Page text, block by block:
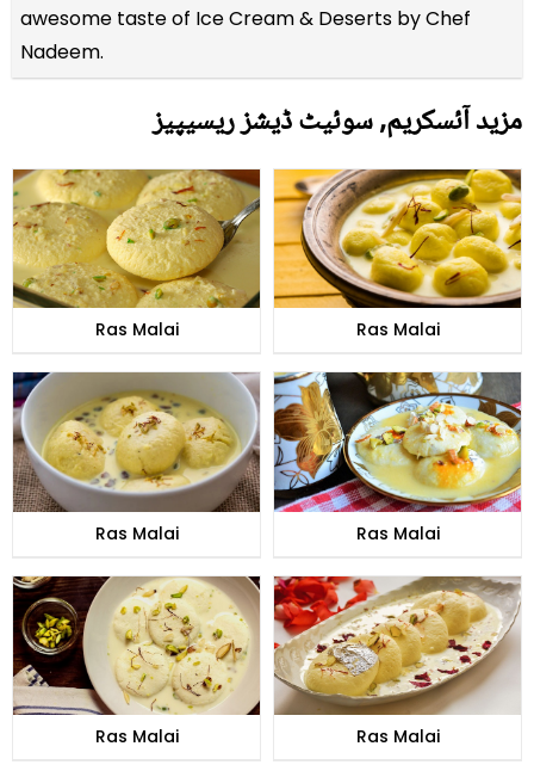
awesome taste of Ice Cream & Deserts by Chef
Nadeem.
مزید آئسکریم, سوئیٹ ڈیشز ریسیپیز
Ras Malai Ras Malai
Ras Malai Ras Malai
Ras Malai Ras Malai